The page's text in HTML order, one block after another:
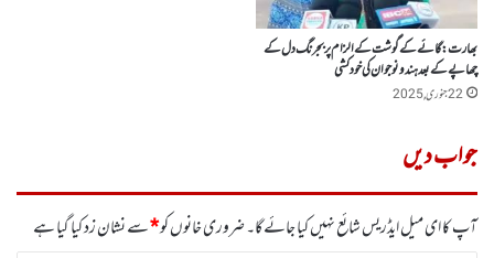
بھارت :گائے کے گوشت کے الزام پر بجرنگ دل کے
چھاپے کے بعد ہندو نوجوان کی خودکشی
22 جنوری, 2025
جواب دیں
آپ کا ای میل ایڈریس شائع نہیں کیا جائے گا۔ضروری خانوں کو*سے نشان زد کیا گیا ہے